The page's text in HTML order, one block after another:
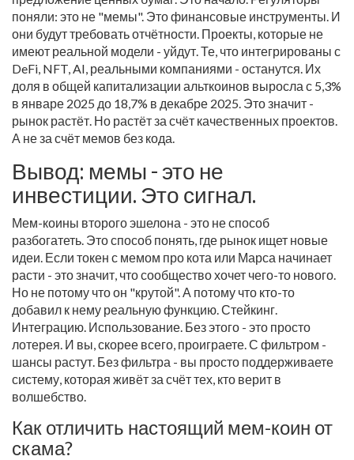
поняли: это не "мемы". Это финансовые инструменты. И
они будут требовать отчётности. Проекты, которые не
имеют реальной модели - уйдут. Те, что интегрированы с
DeFi, NFT, AI, реальными компаниями - останутся. Их
доля в общей капитализации альткоинов выросла с 5,3%
в январе 2025 до 18,7% в декабре 2025. Это значит -
рынок растёт. Но растёт за счёт качественных проектов.
А не за счёт мемов без кода.
Вывод: мемы - это не
инвестиции. Это сигнал.
Мем-коины второго эшелона - это не способ
разбогатеть. Это способ понять, где рынок ищет новые
идеи. Если токен с мемом про кота или Марса начинает
расти - это значит, что сообщество хочет чего-то нового.
Но не потому что он "крутой". А потому что кто-то
добавил к нему реальную функцию. Стейкинг.
Интеграцию. Использование. Без этого - это просто
лотерея. И вы, скорее всего, проиграете. С фильтром -
шансы растут. Без фильтра - вы просто поддерживаете
систему, которая живёт за счёт тех, кто верит в
волшебство.
Как отличить настоящий мем-коин от
скама?